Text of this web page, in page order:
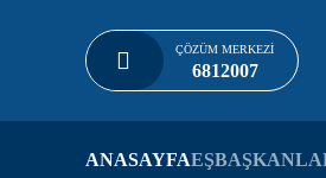
Skip to main content
ÇÖZÜM MERKEZI
6812007
ANASAYFA